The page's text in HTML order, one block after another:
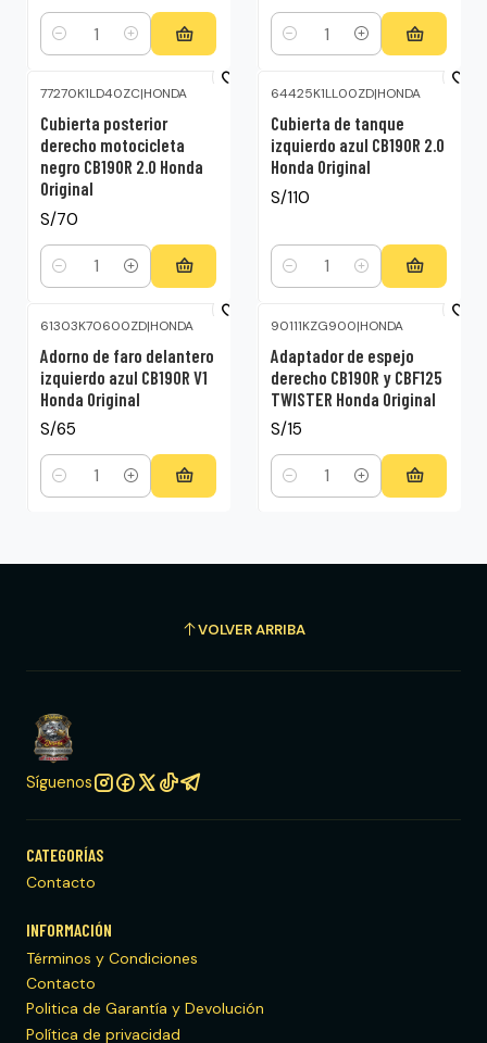
Cantidad Cantidad
77270K1LD40ZC|HONDA
Cubierta posterior
derecho motocicleta
negro CB190R 2.0 Honda
Original
S/70
Cantidad
64425K1LL00ZD|HONDA
Cubierta de tanque
izquierdo azul CB190R 2.0
Honda Original
S/110
Cantidad
61303K70600ZD|HONDA
Adorno de faro delantero
izquierdo azul CB190R V1
Honda Original
S/65
Cantidad
90111KZG900|HONDA
Adaptador de espejo
derecho CB190R y CBF125
TWISTER Honda Original
S/15
Cantidad
VOLVER ARRIBA
Síguenos
CATEGORÍAS
Contacto
INFORMACIÓN
Términos y Condiciones
Contacto
Politica de Garantía y Devolución
Política de privacidad